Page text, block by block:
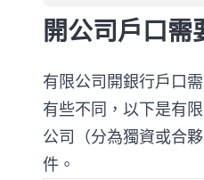
開公司戶口需
有限公司開銀行戶口
有些不同，以下是有
公司（分為獨資或合
件。